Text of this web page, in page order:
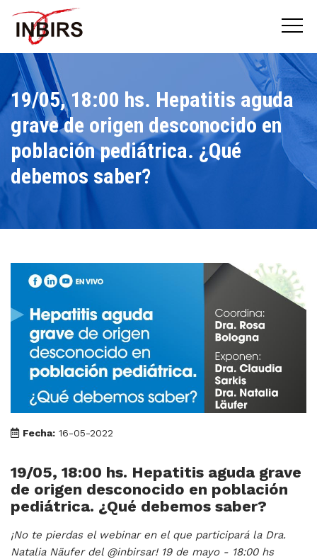
19/05, 18:00 hs. Hepatitis aguda
grave de origen desconocido en
población pediátrica. ¿Qué
debemos saber?
Fecha: 16-05-2022
19/05, 18:00 hs. Hepatitis aguda grave
de origen desconocido en población
pediátrica. ¿Qué debemos saber?
¡No te pierdas el webinar en el que participará la Dra.
Natalia Näufer del @inbirsar! 19 de mayo - 18:00 hs